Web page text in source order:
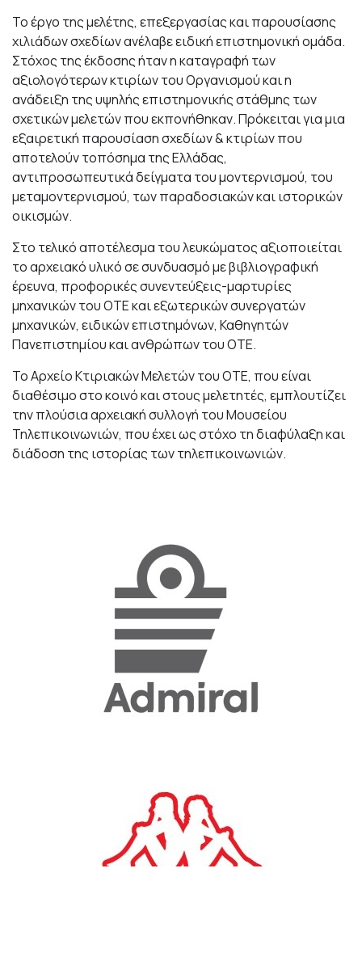
Το έργο της μελέτης, επεξεργασίας και παρουσίασης
χιλιάδων σχεδίων ανέλαβε ειδική επιστημονική ομάδα.
Στόχος της έκδοσης ήταν η καταγραφή των
αξιολογότερων κτιρίων του Οργανισμού και η
ανάδειξη της υψηλής επιστημονικής στάθμης των
σχετικών μελετών που εκπονήθηκαν. Πρόκειται για μια
εξαιρετική παρουσίαση σχεδίων & κτιρίων που
αποτελούν τοπόσημα της Ελλάδας,
αντιπροσωπευτικά δείγματα του μοντερνισμού, του
μεταμοντερνισμού, των παραδοσιακών και ιστορικών
οικισμών.
Στο τελικό αποτέλεσμα του λευκώματος αξιοποιείται
το αρχειακό υλικό σε συνδυασμό με βιβλιογραφική
έρευνα, προφορικές συνεντεύξεις-μαρτυρίες
μηχανικών του ΟΤΕ και εξωτερικών συνεργατών
μηχανικών, ειδικών επιστημόνων, Καθηγητών
Πανεπιστημίου και ανθρώπων του ΟΤΕ.
Το Αρχείο Κτιριακών Μελετών του ΟΤΕ, που είναι
διαθέσιμο στο κοινό και στους μελετητές, εμπλουτίζει
την πλούσια αρχειακή συλλογή του Μουσείου
Τηλεπικοινωνιών, που έχει ως στόχο τη διαφύλαξη και
διάδοση της ιστορίας των τηλεπικοινωνιών.